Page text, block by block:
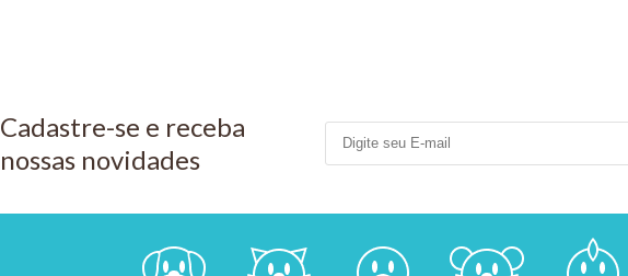
Cadastre-se e receba
nossas novidades